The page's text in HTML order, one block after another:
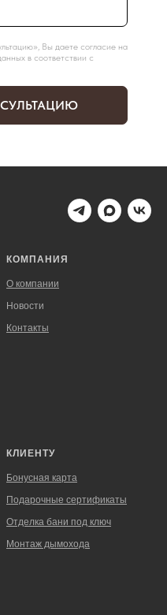
Вы даете согласие на
в соответствии с
КОМПАНИЯ
О компании
Новости
Контакты
КЛИЕНТУ
Бонусная карта
Подарочные сертификаты
Отделка бани под ключ
Монтаж дымохода